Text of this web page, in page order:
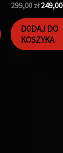
Oceniono
5.00
na 5
299,00zł249,00
DODAJ DO
KOSZYKA